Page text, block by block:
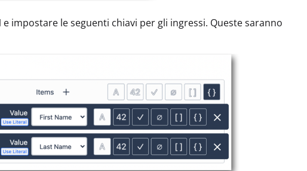
e impostare le seguenti chiavi per gli ingressi. Queste saranno